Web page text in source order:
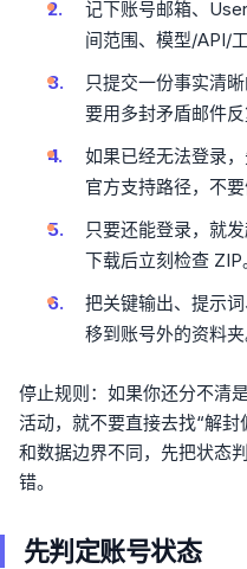
记下账号邮箱、
间范围、模型/API/
只提交一份事实清
要用多封矛盾邮件反
如果已经无法登录
官方支持路径，不
只要还能登录，就
下载后立刻检查 ZIP
把关键输出、提示
移到账号外的资料夹
停止规则：如果你还分不清
活动，就不要直接去找“解
和数据边界不同，先把状态
错。
先判定账号状态